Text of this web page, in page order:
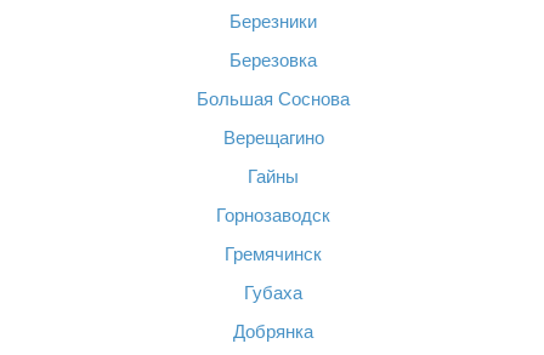
Березники
Березовка
Большая Соснова
Верещагино
Гайны
Горнозаводск
Гремячинск
Губаха
Добрянка